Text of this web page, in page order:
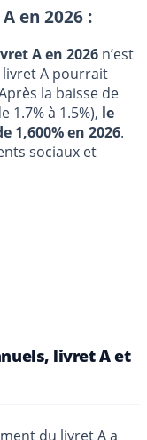
en 2026 :
A en 2026 n’est
A pourrait
la baisse de
1.7% à 1.5%), le
1,600% en 2026.
sociaux et
livret A et
du livret A a